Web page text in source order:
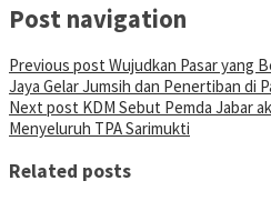
Post navigation
Previous post Wujudkan Pasar yang
Jaya Gelar Jumsih dan Penertiban di
Next post KDM Sebut Pemda Jabar
Menyeluruh TPA Sarimukti
Related posts